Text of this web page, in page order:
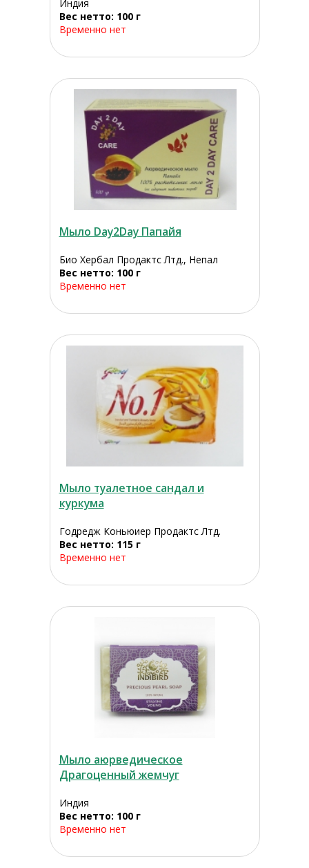
Индия
Вес нетто: 100 г
Временно нет
Мыло Day2Day Папайя
Био Хербал Продактс Лтд., Непал
Вес нетто: 100 г
Временно нет
Мыло туалетное сандал и
куркума
Годредж Коньюиер Продактс Лтд.
Вес нетто: 115 г
Временно нет
Мыло аюрведическое
Драгоценный жемчуг
Индия
Вес нетто: 100 г
Временно нет